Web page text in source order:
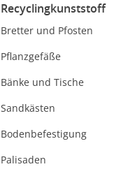
Recyclingkunststoff
Bretter und Pfosten
Pflanzgefäße
Bänke und Tische
Sandkästen
Bodenbefestigung
Palisaden